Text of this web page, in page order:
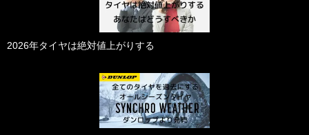
2026年タイヤは絶対値上がりする